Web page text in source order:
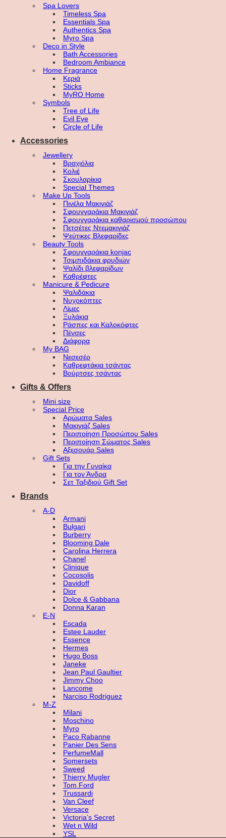
Spa Lovers
Timeless Spa
Essentials Spa
Authentics Spa
Myro Spa
Deco in Style
Bath Accessories
Bedroom Ambiance
Home Fragrance
Κεριά
Sticks
MyRO Home
Symbols
Tree of Life
Evil Eye
Circle of Life
Accessories
Jewellery
Βραχιόλια
Κολιέ
Σκουλαρίκια
Special Themes
Make Up Tools
Πινέλα Μακιγιάζ
Σφουγγαράκια Μακιγιάζ
Σφουγγαράκια καθαρισμού προσώπου
Πετσέτες Ντεμακιγιάζ
Ψεύτικες Βλεφαρίδες
Beauty Tools
Σφουγγαράκια konjac
Τσιμπιδάκια φρυδιών
Ψαλίδι βλεφαρίδων
Καθρέφτες
Manicure & Pedicure
Ψαλιδάκια
Νυχοκόπτες
Λίμες
Ξυλάκια
Ράσπες και Καλοκόφτες
Πένσες
Διάφορα
My BAG
Νεσεσέρ
Καθρεφτάκια τσάντας
Βούρτσες τσάντας
Gifts & Offers
Mini size
Special Price
Αρώματα Sales
Μακιγιάζ Sales
Περιποίηση Προσώπου Sales
Περιποίηση Σώματος Sales
Αξεσουάρ Sales
Gift Sets
Για την Γυναίκα
Για τον Άνδρα
Σετ Ταξιδιού Gift Set
Brands
A-D
Armani
Bulgari
Burberry
Blooming Dale
Carolina Herrera
Chanel
Clinique
Cocosolis
Davidoff
Dior
Dolce & Gabbana
Donna Karan
E-N
Escada
Estee Lauder
Essence
Hermes
Hugo Boss
Janeke
Jean Paul Gaultier
Jimmy Choo
Lancome
Narciso Rodriguez
M-Z
Milani
Moschino
Myro
Paco Rabanne
Panier Des Sens
PerfumeMall
Somersets
Sweed
Thierry Mugler
Tom Ford
Trussardi
Van Cleef
Versace
Victoria’s Secret
Wet n Wild
YSL